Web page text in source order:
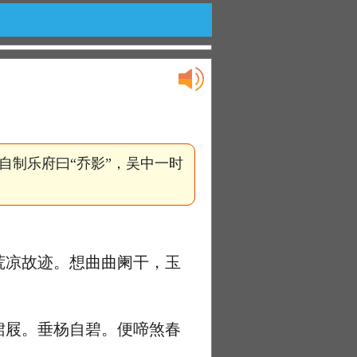
制乐府曰“乔影”，吴中一时
故迹。想曲曲阑干，玉
。垂杨自碧。便啼煞春